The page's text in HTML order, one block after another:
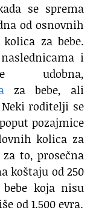
se sprema
od osnovnih
za bebe.
i
udobna,
za bebe, ali
roditelji se
pozajmice
kolica za
to, prosečna
koštaju od 250
koja nisu
od 1.500 evra.